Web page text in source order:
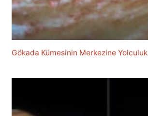
Gökada Kümesinin Merkezine Yolculuk